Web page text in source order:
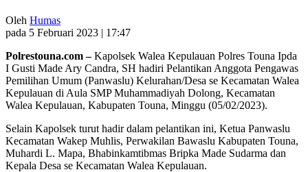
Oleh Humas
pada 5 Februari 2023 | 17:47
Polrestouna.com –Kapolsek Walea Kepulauan Polres Touna Ipda
I Gusti Made Ary Candra, SH hadiri Pelantikan Anggota Pengawas
Pemilihan Umum (Panwaslu) Kelurahan/Desa se Kecamatan Walea
Kepulauan di Aula SMP Muhammadiyah Dolong, Kecamatan
Walea Kepulauan, Kabupaten Touna, Minggu (05/02/2023).
Selain Kapolsek turut hadir dalam pelantikan ini, Ketua Panwaslu
Kecamatan Wakep Muhlis, Perwakilan Bawaslu Kabupaten Touna,
Muhardi L. Mapa, Bhabinkamtibmas Bripka Made Sudarma dan
Kepala Desa se Kecamatan Walea Kepulauan.